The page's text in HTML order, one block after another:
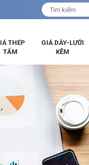
THÉP
TẤM
GIÁ DÂY-LƯỚI
KẼM